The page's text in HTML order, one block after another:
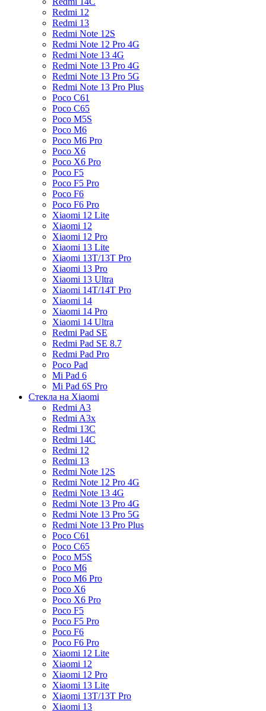
Redmi 12
Redmi 13
Redmi Note 12S
Redmi Note 12 Pro 4G
Redmi Note 13 4G
Redmi Note 13 Pro 4G
Redmi Note 13 Pro 5G
Redmi Note 13 Pro Plus
Poco C61
Poco C65
Poco M5S
Poco M6
Poco M6 Pro
Poco X6
Poco X6 Pro
Poco F5
Poco F5 Pro
Poco F6
Poco F6 Pro
Xiaomi 12 Lite
Xiaomi 12
Xiaomi 12 Pro
Xiaomi 13 Lite
Xiaomi 13T/13T Pro
Xiaomi 13 Pro
Xiaomi 13 Ultra
Xiaomi 14T/14T Pro
Xiaomi 14
Xiaomi 14 Pro
Xiaomi 14 Ultra
Redmi Pad SE
Redmi Pad SE 8.7
Redmi Pad Pro
Poco Pad
Mi Pad 6
Mi Pad 6S Pro
Стекла на Xiaomi
Redmi A3
Redmi A3x
Redmi 13C
Redmi 14C
Redmi 12
Redmi 13
Redmi Note 12S
Redmi Note 12 Pro 4G
Redmi Note 13 4G
Redmi Note 13 Pro 4G
Redmi Note 13 Pro 5G
Redmi Note 13 Pro Plus
Poco C61
Poco C65
Poco M5S
Poco M6
Poco M6 Pro
Poco X6
Poco X6 Pro
Poco F5
Poco F5 Pro
Poco F6
Poco F6 Pro
Xiaomi 12 Lite
Xiaomi 12
Xiaomi 12 Pro
Xiaomi 13 Lite
Xiaomi 13T/13T Pro
Xiaomi 13